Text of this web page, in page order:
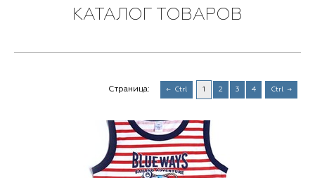
КАТАЛОГ ТОВАРОВ
Страница: Ctrl 1 2 3 4 Ctrl